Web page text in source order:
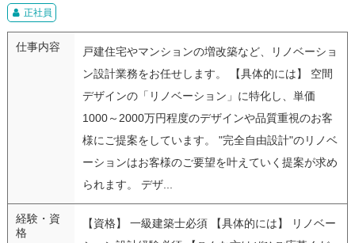
正社員
仕事内容
戸建住宅やマンションの増改築など、リノベーショ
ン設計業務をお任せします。 【具体的には】 空間
デザインの「リノベーション」に特化し、単価
1000～2000万円程度のデザインや品質重視のお客
様にご提案をしています。 "完全自由設計"のリノベ
ーションはお客様のご要望を叶えていく提案が求め
られます。 デザ...
経験・資
格
【資格】 一級建築士必須 【具体的には】 リノベー